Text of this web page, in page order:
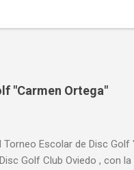
"Carmen Ortega"
Escolar de Disc
Golf Club Oviedo , con